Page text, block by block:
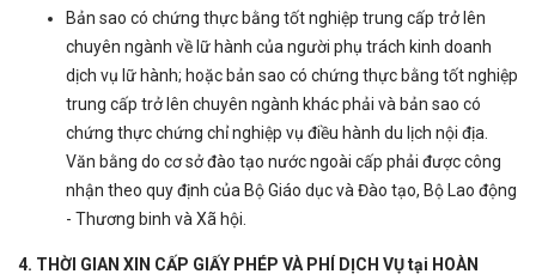
Bản sao có chứng thực bằng tốt nghiệp trung cấp trở lên
chuyên ngành về lữ hành của người phụ trách kinh doanh
dịch vụ lữ hành; hoặc bản sao có chứng thực bằng tốt nghiệp
trung cấp trở lên chuyên ngành khác phải và bản sao có
chứng thực chứng chỉ nghiệp vụ điều hành du lịch nội địa.
Văn bằng do cơ sở đào tạo nước ngoài cấp phải được công
nhận theo quy định của Bộ Giáo dục và Đào tạo, Bộ Lao động
- Thương binh và Xã hội.
4. THỜI GIAN XIN CẤP GIẤY PHÉP VÀ PHÍ DỊCH VỤ tại HOÀN